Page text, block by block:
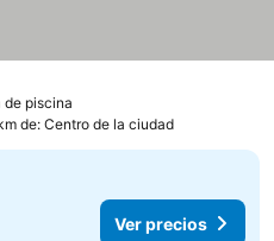
de piscina
de: Centro de la ciudad
Ver precios